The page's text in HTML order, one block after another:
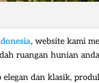
, website kami
ruangan hunian
dan klasik,